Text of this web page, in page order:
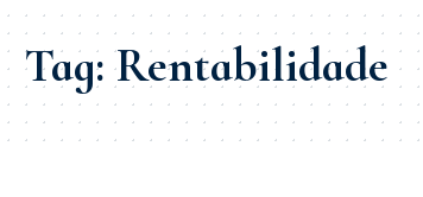
Tag:Rentabilidade